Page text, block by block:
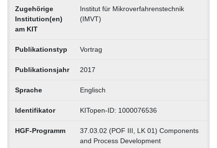
Zugehörige
Institution(en)
am KIT
Institut für Mikroverfahrenstechnik
(IMVT)
Publikationstyp Vortrag
Publikationsjahr 2017
Sprache Englisch
Identifikator KITopen-ID: 1000076536
HGF-Programm
37.03.02 (POF III, LK 01) Components
and Process Development